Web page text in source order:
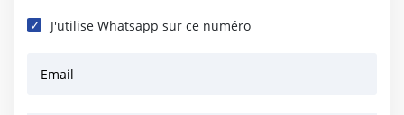
J'utilise Whatsapp sur ce numéro
Email